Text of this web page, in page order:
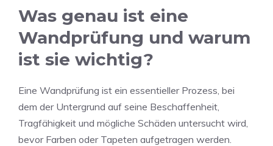
Was genau ist eine
Wandprüfung und warum
ist sie wichtig?
Eine Wandprüfung ist ein essentieller Prozess, bei
dem der Untergrund auf seine Beschaffenheit,
Tragfähigkeit und mögliche Schäden untersucht wird,
bevor Farben oder Tapeten aufgetragen werden.